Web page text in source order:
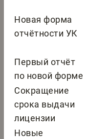
Новая форма
отчётности УК
Первый отчёт
по новой форме
Сокращение
срока выдачи
лицензии
Новые